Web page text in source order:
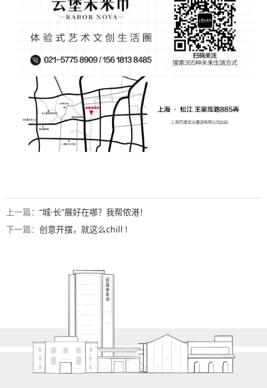
上一篇： “城·长”展好在哪？我帮侬港！
下一篇： 创意开摆，就这么chill !